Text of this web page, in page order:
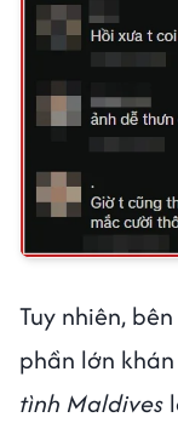
Tuy nhiên,
phần lớn
tình Maldives